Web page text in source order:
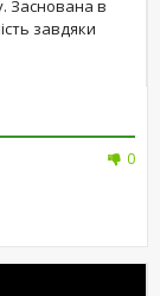
Заснована в
завдяки
0